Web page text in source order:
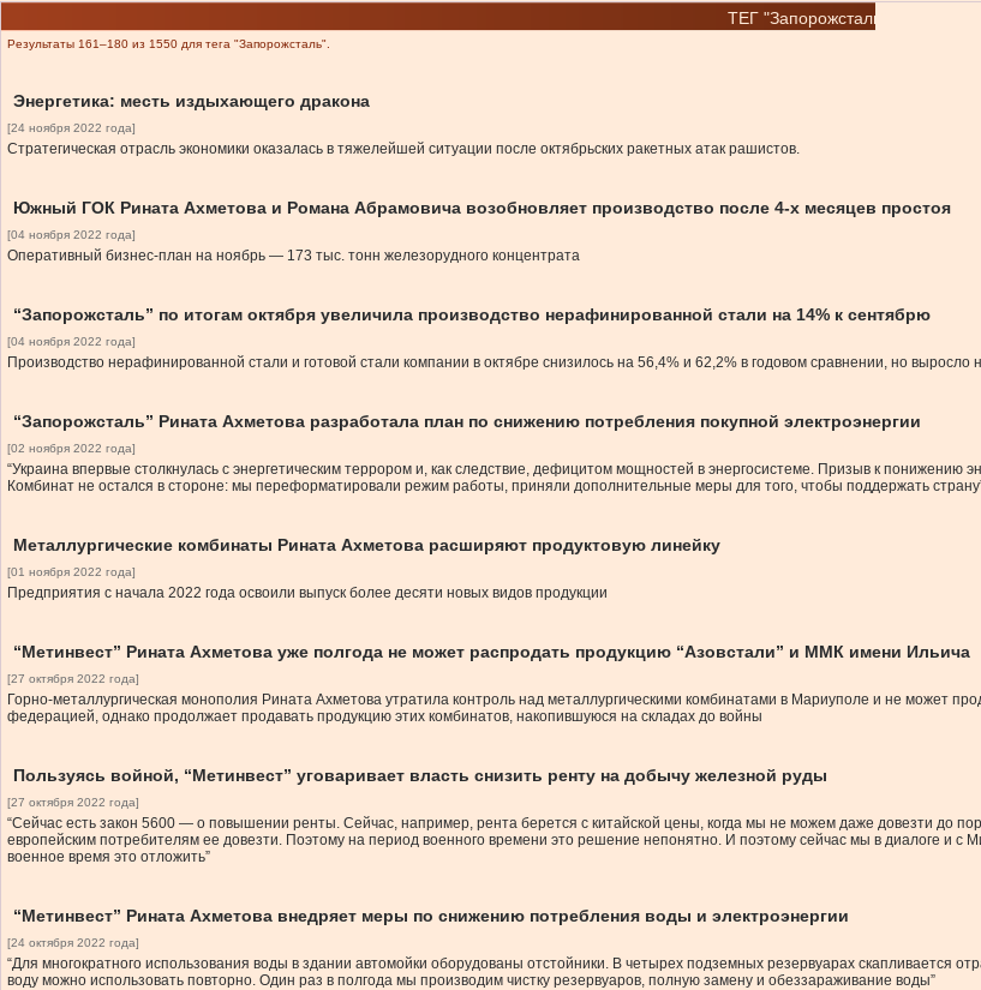
ТЕГ "Запорожсталь"
Результаты 161–180 из 1550 для тега "Запорожсталь".
Энергетика: месть издыхающего дракона
[24 ноября 2022 года]
Стратегическая отрасль экономики оказалась в тяжелейшей ситуации после октябрьских ракетных атак рашистов.
Южный ГОК Рината Ахметова и Романа Абрамовича возобновляет производство после 4-х месяцев простоя
[04 ноября 2022 года]
Оперативный бизнес-план на ноябрь — 173 тыс. тонн железорудного концентрата
“Запорожсталь” по итогам октября увеличила производство нерафинированной стали на 14% к сентябрю
[04 ноября 2022 года]
Производство нерафинированной стали и готовой стали компании в октябре снизилось на 56,4% и 62,2% в годовом сравнении, но
“Запорожсталь” Рината Ахметова разработала план по снижению потребления покупной электроэнергии
[02 ноября 2022 года]
“Украина впервые столкнулась с энергетическим террором и, как следствие, дефицитом мощностей в энергосистеме. Призыв к понижению
Комбинат не остался в стороне: мы переформатировали режим работы, приняли дополнительные меры для того, чтобы поддержать
Металлургические комбинаты Рината Ахметова расширяют продуктовую линейку
[01 ноября 2022 года]
Предприятия с начала 2022 года освоили выпуск более десяти новых видов продукции
“Метинвест” Рината Ахметова уже полгода не может распродать продукцию “Азовстали” и ММК имени Ильича
[27 октября 2022 года]
Горно-металлургическая монополия Рината Ахметова утратила контроль над металлургическими комбинатами в Мариуполе и не может
федерацией, однако продолжает продавать продукцию этих комбинатов, накопившуюся на складах до войны
Пользуясь войной, “Метинвест” уговаривает власть снизить ренту на добычу железной руды
[27 октября 2022 года]
“Сейчас есть закон 5600 — о повышении ренты. Сейчас, например, рента берется с китайской цены, когда мы не можем даже довезти до
европейским потребителям ее довезти. Поэтому на период военного времени это решение непонятно. И поэтому сейчас мы в диалоге и
военное время это отложить”
“Метинвест” Рината Ахметова внедряет меры по снижению потребления воды и электроэнергии
[24 октября 2022 года]
“Для многократного использования воды в здании автомойки оборудованы отстойники. В четырех подземных резервуарах скапливается
воду можно использовать повторно. Один раз в полгода мы производим чистку резервуаров, полную замену и обеззараживание воды”